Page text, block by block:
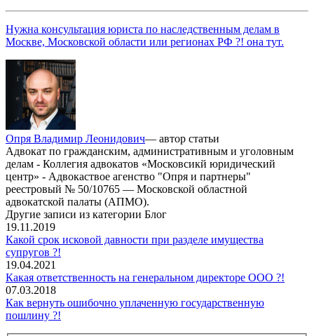
Нужна консультация юриста по наследственным делам в
Москве, Московской области или регионах РФ ?! она тут.
Опря Владимир Леонидович— автор статьи
Адвокат по гражданским, административным и уголовным
делам - Коллегия адвокатов «Московсикй юридический
центр» - Адвокаствое агенство "Опря и партнеры"
реестровый № 50/10765 — Московской областной
адвокатской палаты (АПМО).
Другие записи из категории Блог
19.11.2019
Какой срок исковой давности при разделе имущества
супругов ?!
19.04.2021
Какая ответственность на генеральном директоре ООО ?!
07.03.2018
Как вернуть ошибочно уплаченную государственную
пошлину ?!